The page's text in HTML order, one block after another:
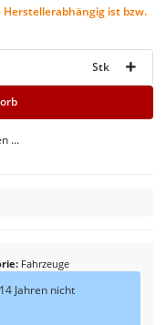
Fahrzeuge
Jahren nicht
Stk
...
ist bzw.